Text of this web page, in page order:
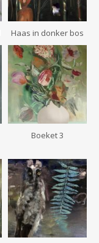
Haas in donker bos
Boeket 3